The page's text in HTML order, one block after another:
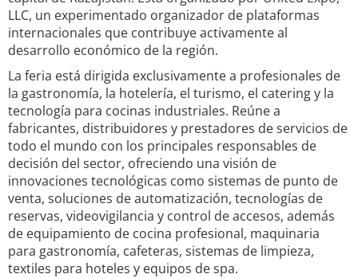
LLC, un experimentado organizador de plataformas
internacionales que contribuye activamente al
desarrollo económico de la región.
La feria está dirigida exclusivamente a profesionales de
la gastronomía, la hotelería, el turismo, el catering y la
tecnología para cocinas industriales. Reúne a
fabricantes, distribuidores y prestadores de servicios de
todo el mundo con los principales responsables de
decisión del sector, ofreciendo una visión de
innovaciones tecnológicas como sistemas de punto de
venta, soluciones de automatización, tecnologías de
reservas, videovigilancia y control de accesos, además
de equipamiento de cocina profesional, maquinaria
para gastronomía, cafeteras, sistemas de limpieza,
textiles para hoteles y equipos de spa.